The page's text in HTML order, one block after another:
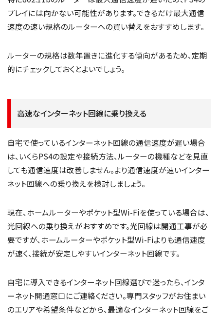
プレイには向かない可能性があります。できるだけ最大通信
速度の速い規格のルーターへの買い替えをおすすめします。
ルーターの規格は数年置きに進化する傾向があるため、定期
的にチェックしておくとよいでしょう。
高速なインターネット回線に乗り換える
自宅で使っているインターネット回線の通信速度が遅い場合
は、いくらPS4の設定や接続方法、ルーターの機種などを見直
しても通信速度は改善しません。より通信速度が速いインター
ネット回線への乗り換えを検討しましょう。
現在、ホームルーターやポケット型Wi-Fiを使っている場合は、
光回線への乗り換えがおすすめです。光回線は開通工事が必
要ですが、ホームルーターやポケット型Wi-Fiよりも通信速度
が速く、接続が安定しやすいインターネット回線です。
自宅に導入できるインターネット回線選びで迷ったら、インタ
ーネット開通窓口にご連絡ください。専門スタッフがお住まい
のエリアや希望条件などから、最適なインターネット回線をご